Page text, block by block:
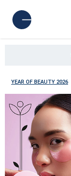
YEAR OF BEAUTY 2026